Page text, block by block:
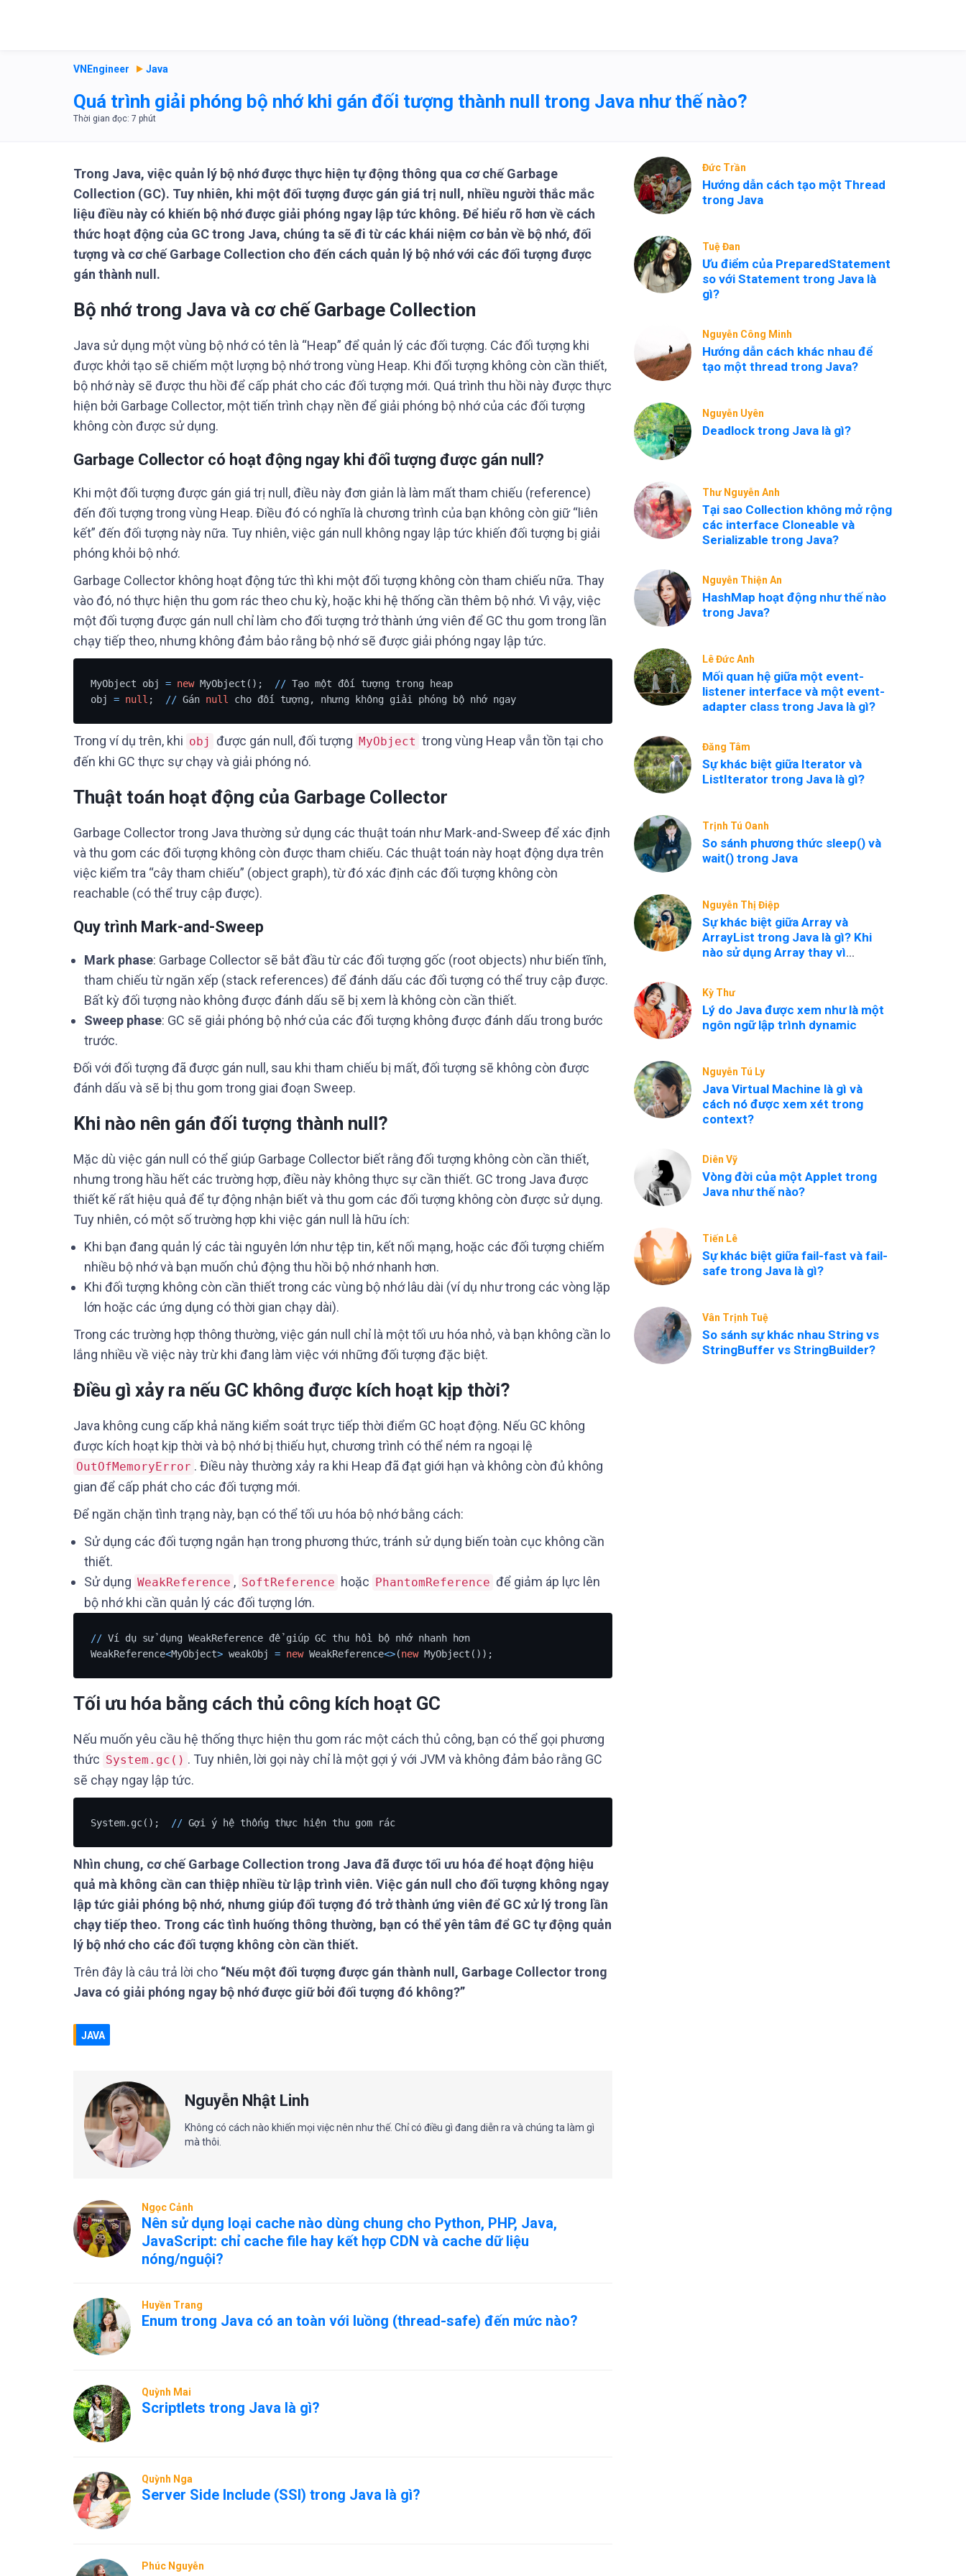
VNEngineer Java
Quá trình giải phóng bộ nhớ khi gán đối tượng thành null trong Java như thế nào?
Trong Java, việc quản lý bộ nhớ được thực hiện tự động thông qua cơ chế Garbage
Collection (GC). Tuy nhiên, khi một đối tượng được gán giá trị null, nhiều người thắc mắc
liệu điều này có khiến bộ nhớ được giải phóng ngay lập tức không. Để hiểu rõ hơn về cách
thức hoạt động của GC trong Java, chúng ta sẽ đi từ các khái niệm cơ bản về bộ nhớ, đối
tượng và cơ chế Garbage Collection cho đến cách quản lý bộ nhớ với các đối tượng được
gán thành null.
Bộ nhớ trong Java và cơ chế Garbage Collection
Java sử dụng một vùng bộ nhớ có tên là “Heap” để quản lý các đối tượng. Các đối tượng khi
được khởi tạo sẽ chiếm một lượng bộ nhớ trong vùng Heap. Khi đối tượng không còn cần thiết,
bộ nhớ này sẽ được thu hồi để cấp phát cho các đối tượng mới. Quá trình thu hồi này được thực
hiện bởi Garbage Collector, một tiến trình chạy nền để giải phóng bộ nhớ của các đối tượng
không còn được sử dụng.
Garbage Collector có hoạt động ngay khi đối tượng được gán null?
Khi một đối tượng được gán giá trị null, điều này đơn giản là làm mất tham chiếu (reference)
đến đối tượng trong vùng Heap. Điều đó có nghĩa là chương trình của bạn không còn giữ “liên
kết” đến đối tượng này nữa. Tuy nhiên, việc gán null không ngay lập tức khiến đối tượng bị giải
phóng khỏi bộ nhớ.
Garbage Collector không hoạt động tức thì khi một đối tượng không còn tham chiếu nữa. Thay
vào đó, nó thực hiện thu gom rác theo chu kỳ, hoặc khi hệ thống cần thêm bộ nhớ. Vì vậy, việc
một đối tượng được gán null chỉ làm cho đối tượng trở thành ứng viên để GC thu gom trong lần
chạy tiếp theo, nhưng không đảm bảo rằng bộ nhớ sẽ được giải phóng ngay lập tức.
MyObject obj = new MyObject(); // Tạo một đối tượng trong heap
obj = null ; // Gán null cho đối tượng, nhưng không giải phóng bộ nhớ ngay
Trong ví dụ trên, khi obj được gán null, đối tượng MyObject trong vùng Heap vẫn tồn tại cho
đến khi GC thực sự chạy và giải phóng nó.
Thuật toán hoạt động của Garbage Collector
Garbage Collector trong Java thường sử dụng các thuật toán như Mark-and-Sweep để xác định
và thu gom các đối tượng không còn được tham chiếu. Các thuật toán này hoạt động dựa trên
việc kiểm tra “cây tham chiếu” (object graph), từ đó xác định các đối tượng không còn
reachable (có thể truy cập được).
Quy trình Mark-and-Sweep
Mark phase: Garbage Collector sẽ bắt đầu từ các đối tượng gốc (root objects) như biến tĩnh,
tham chiếu từ ngăn xếp (stack references) để đánh dấu các đối tượng có thể truy cập được.
Bất kỳ đối tượng nào không được đánh dấu sẽ bị xem là không còn cần thiết.
Sweep phase: GC sẽ giải phóng bộ nhớ của các đối tượng không được đánh dấu trong bước
trước.
Đối với đối tượng đã được gán null, sau khi tham chiếu bị mất, đối tượng sẽ không còn được
đánh dấu và sẽ bị thu gom trong giai đoạn Sweep.
Khi nào nên gán đối tượng thành null?
Mặc dù việc gán null có thể giúp Garbage Collector biết rằng đối tượng không còn cần thiết,
nhưng trong hầu hết các trường hợp, điều này không thực sự cần thiết. GC trong Java được
thiết kế rất hiệu quả để tự động nhận biết và thu gom các đối tượng không còn được sử dụng.
Tuy nhiên, có một số trường hợp khi việc gán null là hữu ích:
Khi bạn đang quản lý các tài nguyên lớn như tệp tin, kết nối mạng, hoặc các đối tượng chiếm
nhiều bộ nhớ và bạn muốn chủ động thu hồi bộ nhớ nhanh hơn.
Khi đối tượng không còn cần thiết trong các vùng bộ nhớ lâu dài (ví dụ như trong các vòng lặp
lớn hoặc các ứng dụng có thời gian chạy dài).
Trong các trường hợp thông thường, việc gán null chỉ là một tối ưu hóa nhỏ, và bạn không cần lo
lắng nhiều về việc này trừ khi đang làm việc với những đối tượng đặc biệt.
Điều gì xảy ra nếu GC không được kích hoạt kịp thời?
Java không cung cấp khả năng kiểm soát trực tiếp thời điểm GC hoạt động. Nếu GC không
được kích hoạt kịp thời và bộ nhớ bị thiếu hụt, chương trình có thể ném ra ngoại lệ
OutOfMemoryError . Điều này thường xảy ra khi Heap đã đạt giới hạn và không còn đủ không
gian để cấp phát cho các đối tượng mới.
Để ngăn chặn tình trạng này, bạn có thể tối ưu hóa bộ nhớ bằng cách:
Sử dụng các đối tượng ngắn hạn trong phương thức, tránh sử dụng biến toàn cục không cần
thiết.
Sử dụng WeakReference , SoftReference hoặc PhantomReference để giảm áp lực lên
bộ nhớ khi cần quản lý các đối tượng lớn.
// Ví dụ sử dụng WeakReference để giúp GC thu hồi bộ nhớ nhanh hơn
WeakReference<MyObject> weakObj = new WeakReference<>(new MyObject());
Tối ưu hóa bằng cách thủ công kích hoạt GC
Nếu muốn yêu cầu hệ thống thực hiện thu gom rác một cách thủ công, bạn có thể gọi phương
thức System.gc() . Tuy nhiên, lời gọi này chỉ là một gợi ý với JVM và không đảm bảo rằng GC
sẽ chạy ngay lập tức.
System.gc(); // Gợi ý hệ thống thực hiện thu gom rác
Nhìn chung, cơ chế Garbage Collection trong Java đã được tối ưu hóa để hoạt động hiệu
quả mà không cần can thiệp nhiều từ lập trình viên. Việc gán null cho đối tượng không ngay
lập tức giải phóng bộ nhớ, nhưng giúp đối tượng đó trở thành ứng viên để GC xử lý trong lần
chạy tiếp theo. Trong các tình huống thông thường, bạn có thể yên tâm để GC tự động quản
lý bộ nhớ cho các đối tượng không còn cần thiết.
Trên đây là câu trả lời cho “Nếu một đối tượng được gán thành null, Garbage Collector trong
Java có giải phóng ngay bộ nhớ được giữ bởi đối tượng đó không?”
JAVA
Nguyễn Nhật Linh
Không có cách nào khiến mọi việc nên như thế. Chỉ có điều gì đang diễn ra và chúng ta làm gì
mà thôi.
Ngọc Cảnh
Nên sử dụng loại cache nào dùng chung cho Python, PHP, Java,
JavaScript: chỉ cache file hay kết hợp CDN và cache dữ liệu
nóng/nguội?
Huyền Trang
Enum trong Java có an toàn với luồng (thread-safe) đến mức nào?
Quỳnh Mai
Scriptlets trong Java là gì?
Quỳnh Nga
Server Side Include (SSI) trong Java là gì?
Phúc Nguyễn
Đức Trần
Hướng dẫn cách tạo một Thread
trong Java
Tuệ Đan
Ưu điểm của PreparedStatement
so với Statement trong Java là
gì?
Nguyễn Công Minh
Hướng dẫn cách khác nhau để
tạo một thread trong Java?
Nguyễn Uyên
Deadlock trong Java là gì?
Thư Nguyễn Anh
Tại sao Collection không mở rộng
các interface Cloneable và
Serializable trong Java?
Nguyễn Thiện An
HashMap hoạt động như thế nào
trong Java?
Lê Đức Anh
Mối quan hệ giữa một event-
listener interface và một event-
adapter class trong Java là gì?
Đăng Tâm
Sự khác biệt giữa Iterator và
ListIterator trong Java là gì?
Trịnh Tú Oanh
So sánh phương thức sleep() và
wait() trong Java
Nguyễn Thị Điệp
Sự khác biệt giữa Array và
ArrayList trong Java là gì? Khi
nào sử dụng Array thay vì
Kỳ Thư
Lý do Java được xem như là một
ngôn ngữ lập trình dynamic
Nguyễn Tú Ly
Java Virtual Machine là gì và
cách nó được xem xét trong
context?
Diên Vỹ
Vòng đời của một Applet trong
Java như thế nào?
Tiến Lê
Sự khác biệt giữa fail-fast và fail-
safe trong Java là gì?
Vân Trịnh Tuệ
So sánh sự khác nhau String vs
StringBuffer vs StringBuilder?